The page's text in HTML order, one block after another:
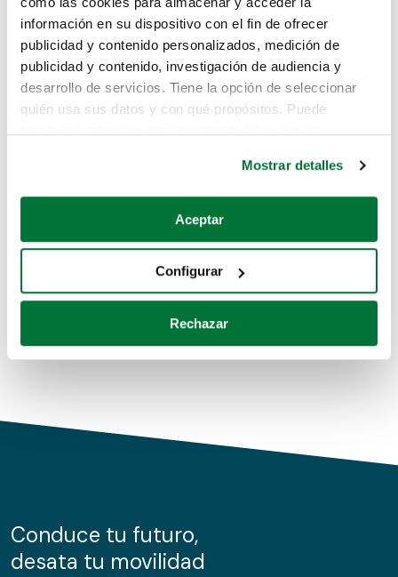
información en su dispositivo con el fin de ofrecer
publicidad y contenido personalizados, medición de
publicidad y contenido, investigación de audiencia y
desarrollo de servicios. Tiene la opción de seleccionar
quién usa sus datos y con qué propósitos. Puede
Si lo permite, también quisiéramos:
Recopilar información sobre su ubicación geográfica
Identificar su dispositivo analizándolo activamente
para buscar características específicas (huellas
Obtenga más información sobre cómo se procesan sus
de cookies.
información sobre el uso que haga del sitio web con
nuestros partners de redes sociales, publicidad y análisis
Mostrar detalles
Aceptar
Configurar
Rechazar
Lo sentimos, no sabemos como
te hemos traido hasta aquí.
Pero puedes encontrar el coche que estás
buscando en alguno de estos enlaces:
Coches de segunda mano
Coches de km0
Conduce tu futuro,
desata tu movilidad